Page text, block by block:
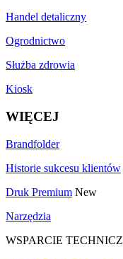
Handel detaliczny
Ogrodnictwo
Służba zdrowia
Kiosk
WIĘCEJ
Brandfolder
Historie sukcesu klientów
Druk Premium New
Narzędzia
WSPARCIE